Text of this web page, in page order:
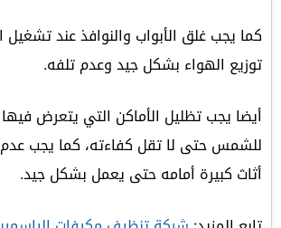
كما يجب غلق الأبواب والنوافذ عند
توزيع الهواء بشكل جيد وعدم تلفه.
أيضا يجب تظليل الأماكن التي يتعرض
للشمس حتى لا تقل كفاءته، كما يجب
أثاث كبيرة أمامه حتى يعمل بشكل جيد.